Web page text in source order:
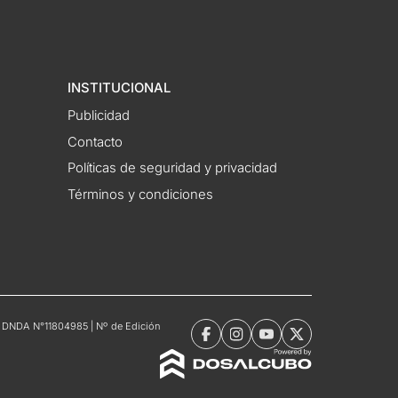
INSTITUCIONAL
Publicidad
Contacto
Políticas de seguridad y privacidad
Términos y condiciones
N°11804985 | Nº de Edición